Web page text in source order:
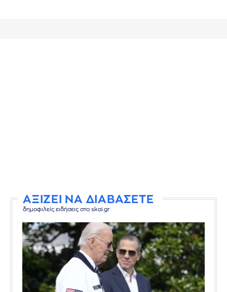
ΑΞΙΖΕΙ ΝΑ ΔΙΑΒΑΣΕΤΕ
δημοφιλείς ειδήσεις στο skai.gr